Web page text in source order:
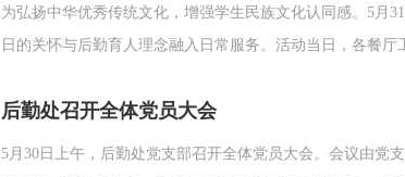
为弘扬中华优秀传统文化，增强学生民族文化认同感。5月
日的关怀与后勤育人理念融入日常服务。活动当日，各餐
要实践。饮食服务中心将持续优化服务细节...
后勤处召开全体党员大会
5月30日上午，后勤处党支部召开全体党员大会。会议由党